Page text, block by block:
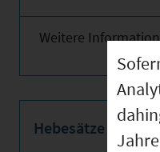
Weitere
Hebesätze